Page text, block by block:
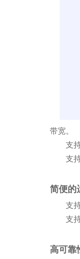
带宽。
支持
支持
简便的
支持
支持
高可靠